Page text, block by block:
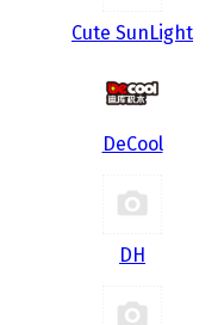
Cute SunLight
DeCool
DH